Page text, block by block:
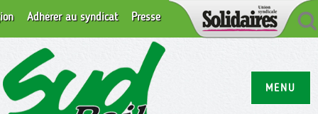
MENU
Adhérer au syndicat Presse